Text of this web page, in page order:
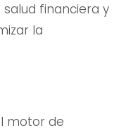
financiera y
la
motor de